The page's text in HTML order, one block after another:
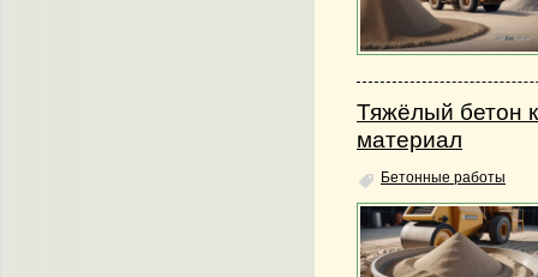
Тяжёлый бетон
материал
Бетонные работы